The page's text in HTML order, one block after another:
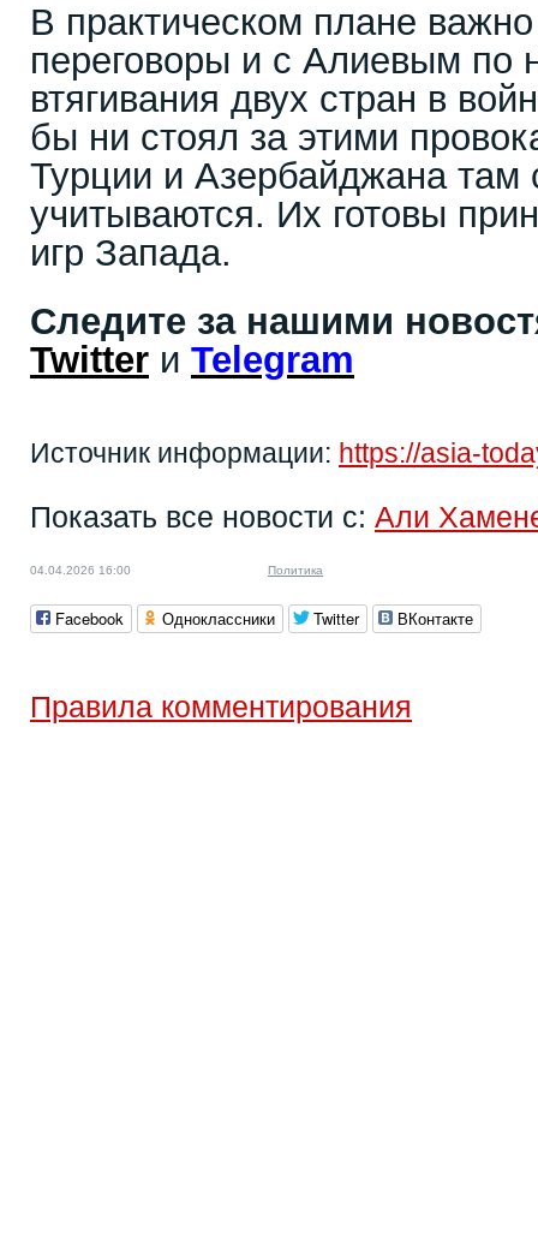
В практическом плане
переговоры и с Алиевым по
втягивания двух стран в
бы ни стоял за этими
Турции и Азербайджана там
учитываются. Их готовы
игр Запада.
Следите за нашими
Twitter и Telegram
Источник информации: https://asia-
Показать все новости с: Али
04.04.2026 16:00 Политика
Facebook Одноклассники Twitter ВКонтакте
Правила комментирования